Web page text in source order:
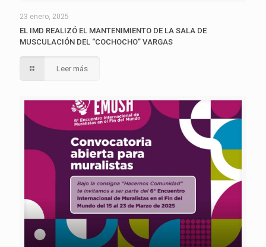
23 enero, 2025
EL IMD REALIZÓ EL MANTENIMIENTO DE LA SALA DE
MUSCULACIÓN DEL “COCHOCHO” VARGAS
Leer más